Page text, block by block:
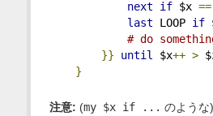
next
if $x ==
last LOOP if
# do
}}
until $x++ >
}
注意: (my $x if ... のような